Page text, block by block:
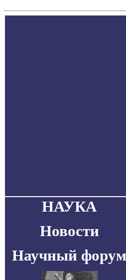
НАУКА
Новости
Научный форум